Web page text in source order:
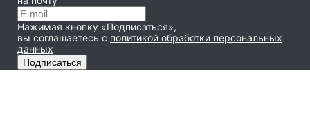
Нажимая кнопку «Подписаться»,
вы соглашаетесь с политикой обработки персональных
данных
Подписаться